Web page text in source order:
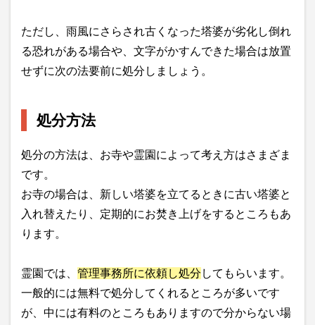
ただし、雨風にさらされ古くなった塔婆が劣化し倒れ
る恐れがある場合や、文字がかすんできた場合は放置
せずに次の法要前に処分しましょう。
処分方法
処分の方法は、お寺や霊園によって考え方はさまざま
です。
お寺の場合は、新しい塔婆を立てるときに古い塔婆と
入れ替えたり、定期的にお焚き上げをするところもあ
ります。
霊園では、 管理事務所に依頼し処分 してもらいます。
一般的には無料で処分してくれるところが多いです
が、中には有料のところもありますので分からない場